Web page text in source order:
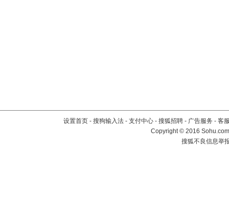
设置首页 - 搜狗输入法 - 支付中心 - 搜狐招聘 - 广告服务 - 客
Copyright©2016
搜狐不良信息举